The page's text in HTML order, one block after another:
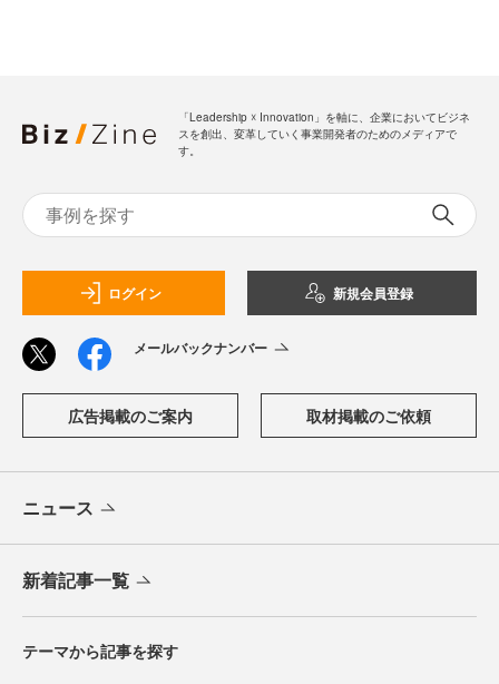
「Leadership ☓ Innovation」を軸に、企業においてビジネ
スを創出、変革していく事業開発者のためのメディアで
す。
ログイン 新規会員登録
メールバックナンバー
広告掲載のご案内 取材掲載のご依頼
ニュース
新着記事一覧
テーマから記事を探す